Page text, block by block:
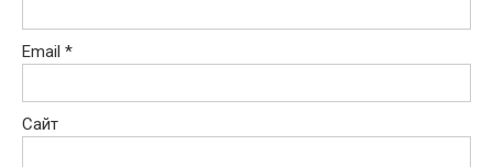
Email *
Сайт